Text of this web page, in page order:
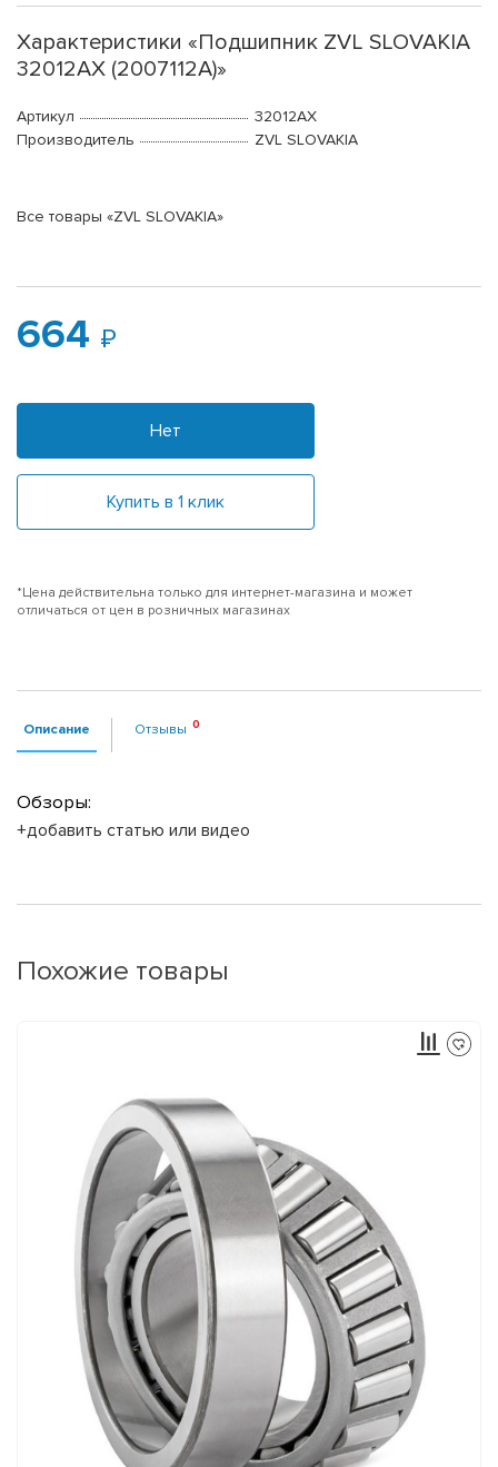
Характеристики «Подшипник ZVL SLOVAKIA
32012AX (2007112A)»
Артикул
32012AX
Производитель
ZVL SLOVAKIA
Все товары «ZVL SLOVAKIA»
664
Нет
Купить в 1 клик
*Цена действительна только для интернет-магазина и может
отличаться от цен в розничных магазинах
Описание Отзывы
Обзоры:
+добавить статью или видео
Похожие товары